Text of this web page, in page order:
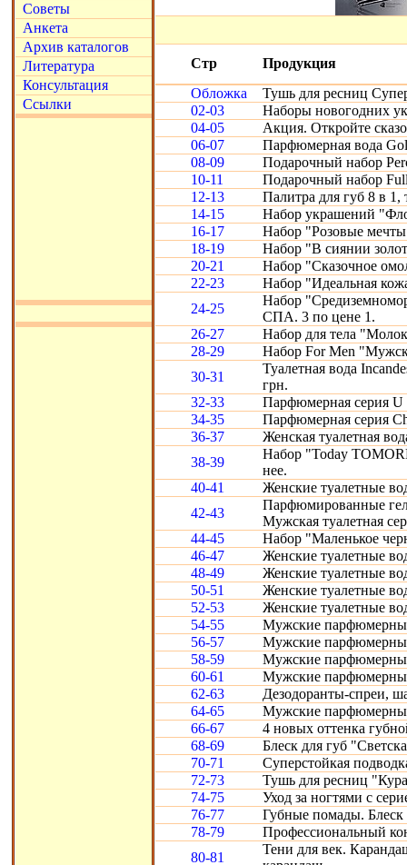
Советы
Анкета
Архив каталогов
Литература
Консультация
Ссылки
Стр
Продукция
Обложка
Тушь для ресниц
02-03
Наборы новогодних
04-05
Акция. Откройте
06-07
Парфюмерная вода
08-09
Подарочный набор
10-11
Подарочный набор
12-13
Палитра для губ 8 в 1,
14-15
Набор украшений
16-17
Набор "Розовые
18-19
Набор "В сиянии
20-21
Набор "Сказочное
22-23
Набор "Идеальная
24-25
Набор
СПА. 3 по цене 1.
26-27
Набор для тела
28-29
Набор For Men
30-31
Туалетная вода
грн.
32-33
Парфюмерная серия U
34-35
Парфюмерная серия
36-37
Женская туалетная
38-39
Набор "Today
нее.
40-41
Женские туалетные
42-43
Парфюмированные
Мужская туалетная
44-45
Набор "Маленькое
46-47
Женские туалетные
48-49
Женские туалетные
50-51
Женские туалетные
52-53
Женские туалетные
54-55
Мужские
56-57
Мужские
58-59
Мужские
60-61
Мужские
62-63
Дезодоранты-спреи,
64-65
Мужские
66-67
4 новых оттенка
68-69
Блеск для губ
70-71
Суперстойкая
72-73
Тушь для ресниц
74-75
Уход за ногтями с
76-77
Губные помады. Блеск
78-79
Профессиональный
80-81
Тени для век.